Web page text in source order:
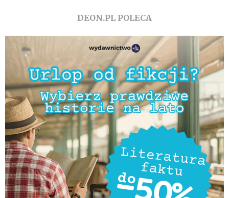
DEON.PL POLECA